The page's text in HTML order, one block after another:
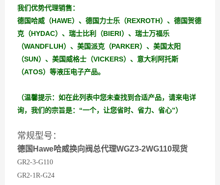
我们优势代理销售：
德国哈威（HAWE）、德国力士乐（REXROTH）、德国贺德
克（HYDAC）、瑞士比利（BIERI）、瑞士万福乐
（WANDFLUH）、美国派克（PARKER）、美国太阳
（SUN）、美国威格士（VICKERS）、意大利阿托斯
（ATOS）等液压电子产品。
（温馨提示：如在此列表中您未查找到合适产品，请来电详
询，我们的宗旨是：“一个，让您省时、省力、省心”）
常规型号：
德国Hawe哈威换向阀总代理WGZ3-2WG110现货
GR2-3-G110
GR2-1R-G24